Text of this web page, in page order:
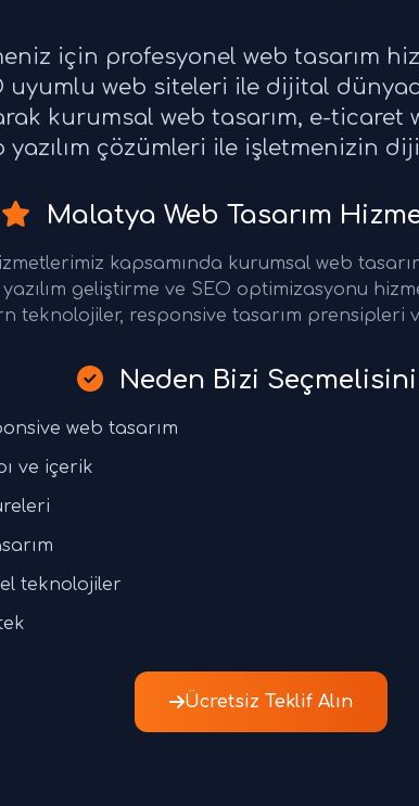
için profesyonel web tasarım
uyumlu web siteleri ile dijital
kurumsal web tasarım, e-ticaret
yazılım çözümleri ile işletmenizin
Malatya Web Tasarım
kapsamında kurumsal web
geliştirme ve SEO optimizasyonu
teknolojiler, responsive tasarım prensipleri
Neden Bizi
web tasarım
ve içerik
teknolojiler
Ücretsiz Teklif Alın